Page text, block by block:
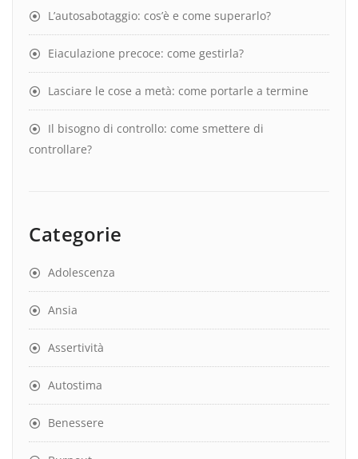
L’autosabotaggio: cos’è e come superarlo?
Eiaculazione precoce: come gestirla?
Lasciare le cose a metà: come portarle a termine
Il bisogno di controllo: come smettere di
controllare?
Categorie
Adolescenza
Ansia
Assertività
Autostima
Benessere